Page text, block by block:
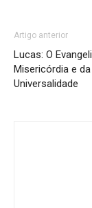
Artigo anterior
Lucas: O
Misericórdia e da
Universalidade